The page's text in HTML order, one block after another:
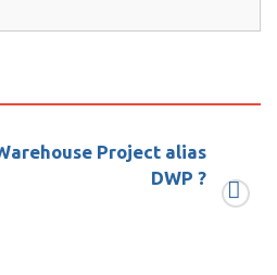
Imaginer Antara Netizen
Project alias
DWP ?